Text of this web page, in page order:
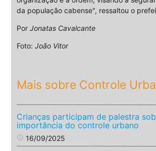
da população cabense", ressaltou o
Por Jonatas Cavalcante
Foto: João Vitor
Mais sobre Controle
Crianças participam de palestra
importância do controle urbano
access_time 16/09/2025